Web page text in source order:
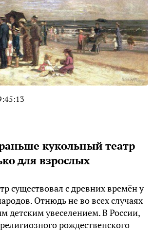
кукольный театр
для взрослых
существовал с древних времён у
Отнюдь не во всех случаях
детским увеселением. В России,
рождественского